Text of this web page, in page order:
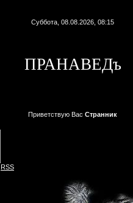
Суббота, 08.08.2026, 08:15
ПРАНАВЕДъ
Приветствую Вас Странник
RSS